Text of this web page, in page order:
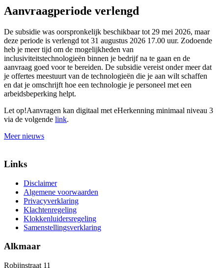
Aanvraagperiode verlengd
De subsidie was oorspronkelijk beschikbaar tot 29 mei 2026, maar
deze periode is verlengd tot 31 augustus 2026 17.00 uur. Zodoende
heb je meer tijd om de mogelijkheden van
inclusiviteitstechnologieën binnen je bedrijf na te gaan en de
aanvraag goed voor te bereiden. De subsidie vereist onder meer dat
je offertes meestuurt van de technologieën die je aan wilt schaffen
en dat je omschrijft hoe een technologie je personeel met een
arbeidsbeperking helpt.
Let op!Aanvragen kan digitaal met eHerkenning minimaal niveau 3
via de volgende link.
Meer nieuws
Links
Disclaimer
Algemene voorwaarden
Privacyverklaring
Klachtenregeling
Klokkenluidersregeling
Samenstellingsverklaring
Alkmaar
Robijnstraat 11